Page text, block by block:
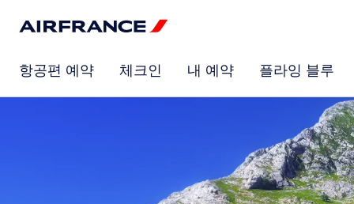
항공편 예약 체크인 내 예약 플라잉 블루